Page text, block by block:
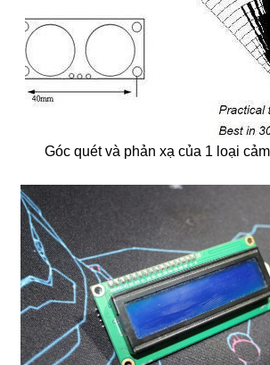
Góc quét và phản xạ của 1 loại